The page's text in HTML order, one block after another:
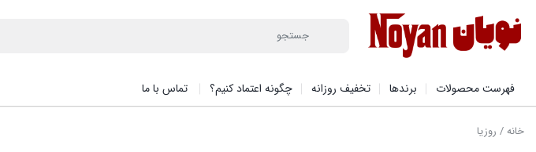
فهرست محصولات برندها تخفیف روزانه چگونه اعتماد کنیم؟ تماس با ما
خانه/ روزیا